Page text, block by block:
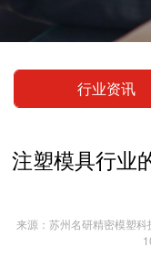
行业资讯
注塑模具行业
来源：苏州名研精密模塑科